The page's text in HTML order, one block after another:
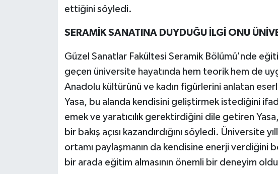
ettiğini söyledi.
SERAMİK SANATINA DUYDUĞU İLGİ ONU
Güzel Sanatlar Fakültesi Seramik Bölümü'nde
geçen üniversite hayatında hem teorik hem de
Anadolu kültürünü ve kadın figürlerini anlatan
Yasa, bu alanda kendisini geliştirmek istediğini
emek ve yaratıcılık gerektirdiğini dile getiren
bir bakış açısı kazandırdığını söyledi. Üniversite
ortamı paylaşmanın da kendisine enerji verdiğini
bir arada eğitim almasının önemli bir deneyim